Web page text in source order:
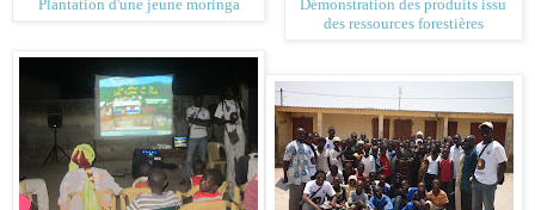
Plantation d'une jeune moringa
Démonstration des produits issu
des ressources forestières